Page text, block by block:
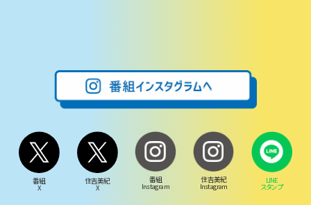
番組
X
住吉美紀
X
番組
Instagram
住吉美紀
Instagram
LINE
スタンプ